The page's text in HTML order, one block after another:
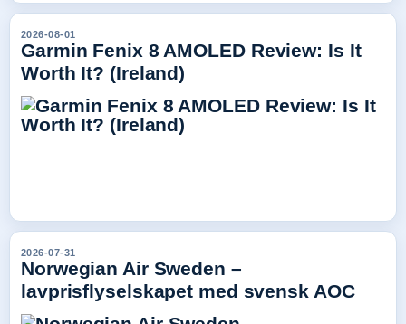
2026-08-01
Garmin Fenix 8 AMOLED Review: Is It
Worth It? (Ireland)
2026-07-31
Norwegian Air Sweden –
lavprisflyselskapet med svensk AOC